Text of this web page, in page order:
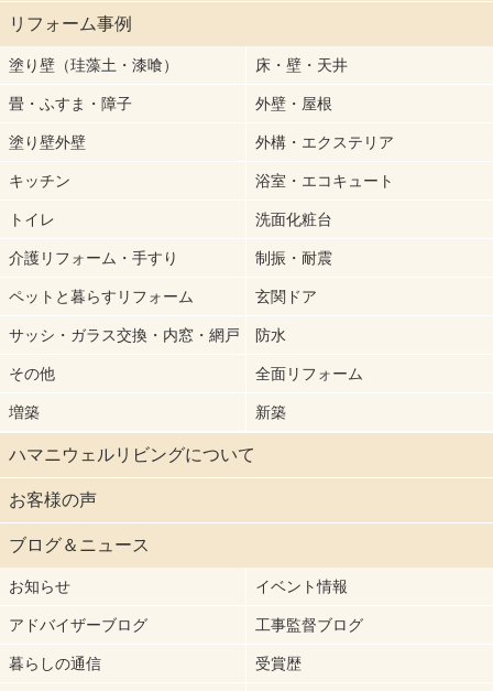
リフォーム事例
塗り壁（珪藻土・漆喰） 床・壁・天井
畳・ふすま・障子 外壁・屋根
塗り壁外壁 外構・エクステリア
キッチン 浴室・エコキュート
トイレ 洗面化粧台
介護リフォーム・手すり 制振・耐震
ペットと暮らすリフォーム 玄関ドア
サッシ・ガラス交換・内窓・網戸 防水
その他 全面リフォーム
増築 新築
ハマニウェルリビングについて
お客様の声
ブログ＆ニュース
お知らせ イベント情報
アドバイザーブログ 工事監督ブログ
暮らしの通信 受賞歴